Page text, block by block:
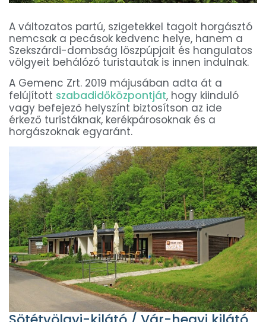
A változatos partú, szigetekkel tagolt horgásztó
nemcsak a pecások kedvenc helye, hanem a
Szekszárdi-dombság löszpúpjait és hangulatos
völgyeit behálózó turistautak is innen indulnak.
A Gemenc Zrt. 2019 májusában adta át a
felújított szabadidőközpontját, hogy kiinduló
vagy befejező helyszínt biztosítson az ide
érkező turistáknak, kerékpárosoknak és a
horgászoknak egyaránt.